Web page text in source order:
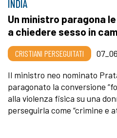
INDIA
Un ministro paragona
a chiedere sesso in
CRISTIANI PERSEGUITATI
Il ministro neo nominato
paragonato la conversione
alla violenza fisica su una
perseguirla come “crimine e